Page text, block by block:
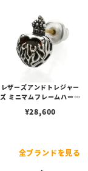
レザーズアンドトレジャー
ズ ミニマムフレームハート
ット
¥28,600
全ブランドを見る